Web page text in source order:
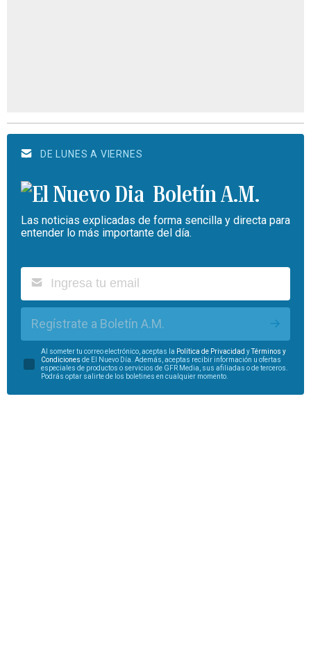
DE LUNES A VIERNES
Boletín A.M.
Las noticias explicadas de forma sencilla y directa para
entender lo más importante del día.
Regístrate a Boletín A.M.
Al someter tu correo electrónico, aceptas la Política de Privacidad yTérminos y
Condiciones de El Nuevo Día. Además, aceptas recibir información u ofertas
especiales de productos o servicios de GFR Media, sus afiliadas o de terceros.
Podrás optar salirte de los boletines en cualquier momento.